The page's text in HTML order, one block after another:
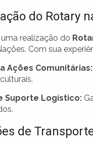
do Rotary
realização do
Com sua
Ações Comunitárias:
Suporte Logístico:
de